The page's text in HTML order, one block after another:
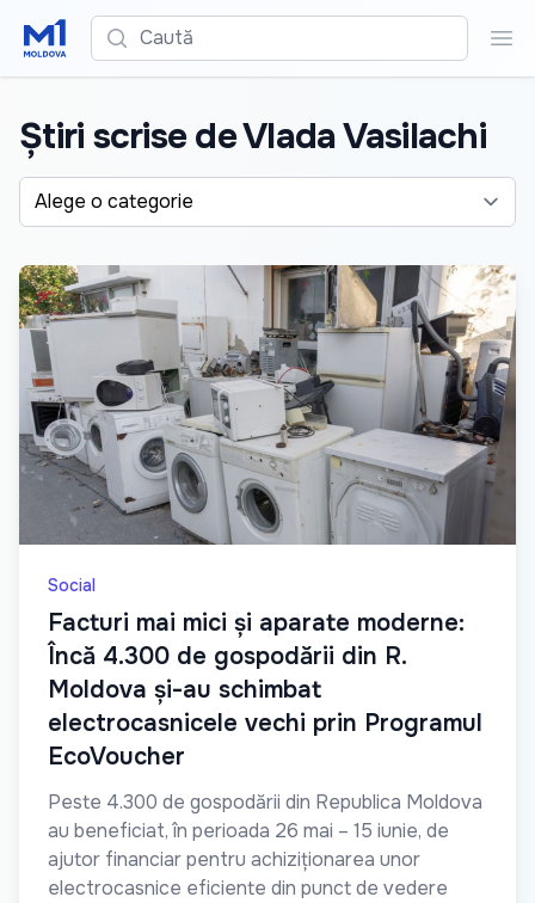
Caută
Știri scrise de Vlada Vasilachi
Alege o categorie
Social
Facturi mai mici și aparate moderne:
Încă 4.300 de gospodării din R.
Moldova și-au schimbat
electrocasnicele vechi prin Programul
EcoVoucher
Peste 4.300 de gospodării din Republica Moldova
au beneficiat, în perioada 26 mai – 15 iunie, de
ajutor financiar pentru achiziționarea unor
electrocasnice eficiente din punct de vedere